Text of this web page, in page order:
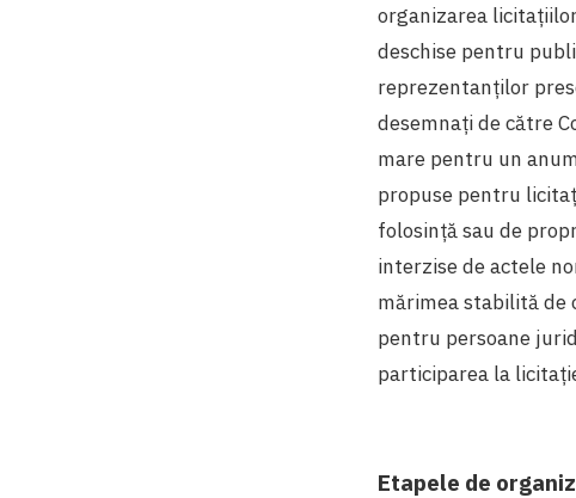
organizarea
deschise pentru
reprezentanților
desemnați de către
mare pentru un
propuse pentru
folosință sau de
interzise de actele
mărimea stabilită de
pentru persoane
participarea la
Etapele de